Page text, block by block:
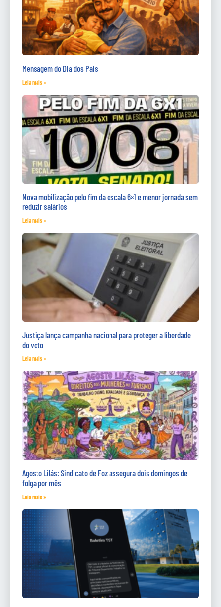
Mensagem do Dia dos Pais
Leia mais »
Nova mobilização pelo fim da escala 6×1 e menor jornada sem
reduzir salários
Leia mais »
Justiça lança campanha nacional para proteger a liberdade
do voto
Leia mais »
Agosto Lilás: Sindicato de Foz assegura dois domingos de
folga por mês
Leia mais »